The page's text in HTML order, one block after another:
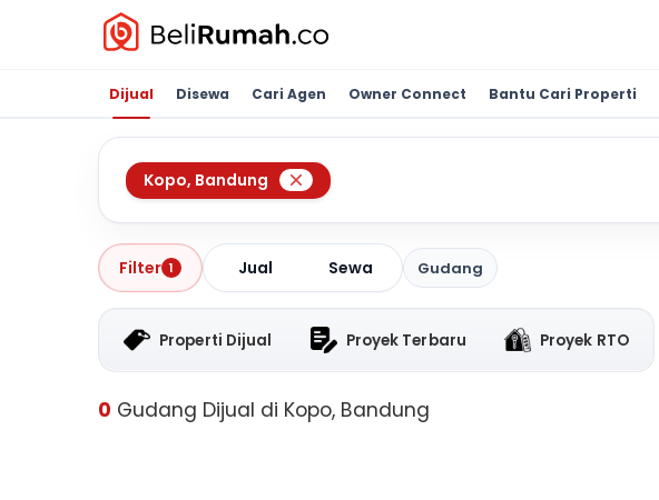
Dijual Disewa Cari Agen Owner Connect Bantu Cari Properti
Kopo, Bandung
Filter 1 Jual Sewa Gudang
Properti Dijual Proyek Terbaru Proyek RTO
0 Gudang Dijual di Kopo, Bandung